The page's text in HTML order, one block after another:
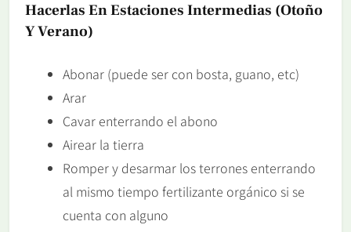
Hacerlas En Estaciones Intermedias (otoño
Y Verano)
Abonar (puede ser con bosta, guano, etc)
Arar
Cavar enterrando el abono
Airear la tierra
Romper y desarmar los terrones enterrando
al mismo tiempo fertilizante orgánico si se
cuenta con alguno